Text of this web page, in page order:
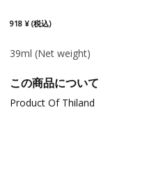
918 ¥ (税込)
39ml (Net weight)
この商品について
Product Of Thiland